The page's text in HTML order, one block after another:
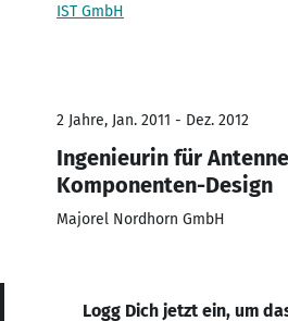
IST GmbH
2 Jahre, Jan. 2011 - Dez. 2012
Ingenieurin für
Komponenten-Design
Majorel Nordhorn GmbH
Logg Dich jetzt ein, um